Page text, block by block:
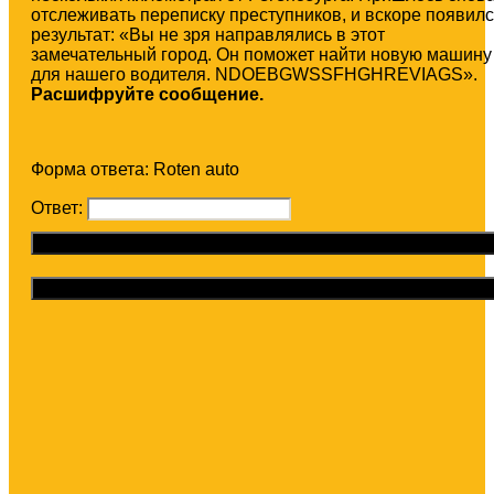
отслеживать переписку преступников, и вскоре
результат: «Вы не зря направлялись в этот
замечательный город. Он поможет найти новую машину
для нашего водителя. NDOEBGWSSFHGHREVIAGS».
Расшифруйте сообщение.
Форма ответа: Roten auto
Ответ: